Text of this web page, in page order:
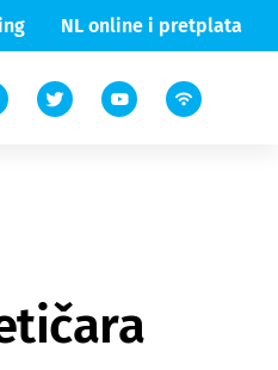
NL online i pretplata